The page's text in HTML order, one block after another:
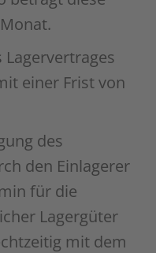
Lagervertrages
einer Frist von
des
den Einlagerer
für die
Lagergüter
mit dem